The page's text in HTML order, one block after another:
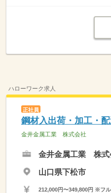
ハローワーク求人
正社員
鋼材入出荷・加工・
金井金属工業 株式会社
金井金属工業 株式
山口県下松市
212,000円〜349,800円 ※フ